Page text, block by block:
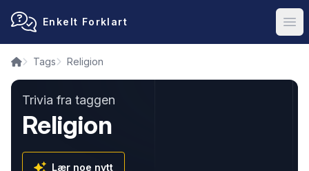
Enkelt Forklart
Tags Religion
Trivia fra taggen
Religion
Lær noe nytt